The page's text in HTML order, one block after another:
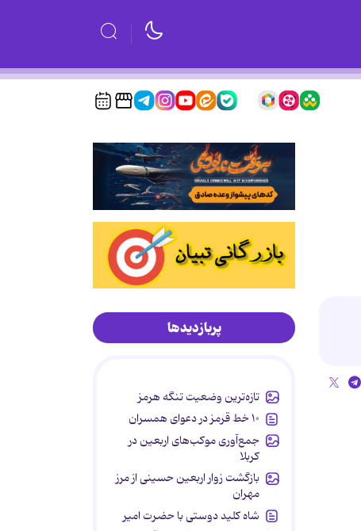
پربازدیدها
تازه‌ترین وضعیت تنگه هرمز
۱۰ خط قرمز در دعوای همسران
جمع‌آوری موکب‌های اربعین در
کربلا
بازگشت زوار اربعین حسینی از مرز
مهران
شاه کلید دوستی با حضرت امیر